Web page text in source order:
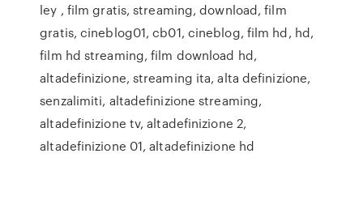
ley , film gratis, streaming, download, film
gratis, cineblog01, cb01, cineblog, film hd, hd,
film hd streaming, film download hd,
altadefinizione, streaming ita, alta definizione,
senzalimiti, altadefinizione streaming,
altadefinizione tv, altadefinizione 2,
altadefinizione 01, altadefinizione hd